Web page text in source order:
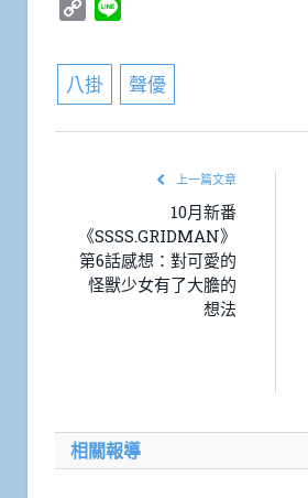
Copy
八掛 聲優
上一篇文章
10月新番
《SSSS.GRIDMAN》
第6話感想：對可愛的
怪獸少女有了大膽的
想法
相關報導